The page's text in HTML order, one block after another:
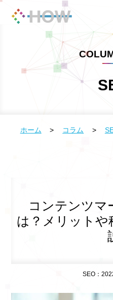
ホーム > コラム >
コンテンツマ
は？メリットや
SEO：